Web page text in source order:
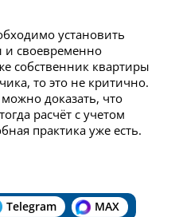
установить
и своевременно
собственник квартиры
то это не критично.
доказать, что
расчёт с учетом
практика уже есть.
Telegram MAX